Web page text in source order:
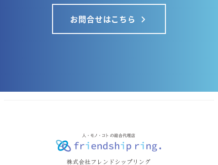
お問合せはこちら